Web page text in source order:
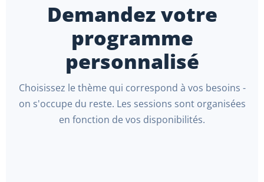
Demandez votre
programme
personnalisé
Choisissez le thème qui correspond à vos besoins -
on s'occupe du reste. Les sessions sont organisées
en fonction de vos disponibilités.